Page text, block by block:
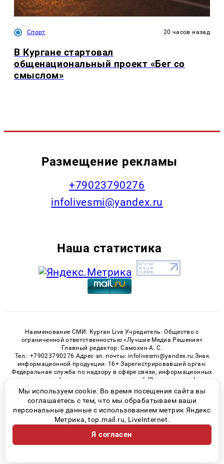
Спорт 20 часов назад
В Кургане стартовал
общенациональный проект «Бег со
смыслом»
Размещение рекламы
+79023790276
infolivesmi@yandex.ru
Наша статистика
Наименование СМИ: Курган Live Учредитель: Общество с
ограниченной ответственностью «Лучшие Медиа Решения»
Главный редактор: Самохин А. С.
Тел.: +79023790276 Адрес эл. почты: infolivesmi@yandex.ru Знак
информационной продукции: 16+ Зарегистрировавший орган:
Федеральная служба по надзору в сфере связи, информационных
технологий и массовых коммуникаций (Роскомнадзор)
Регистрационный номер СМИ ЭЛ № ФС 77 - 82535 от 21.01.2022
© 2026 «Kurgan-Live» | Все права защищены
Возрастная категория сайта 16+
Политика конфиденциальности
Мы используем cookie. Во время посещения сайта вы
соглашаетесь с тем, что мы обрабатываем ваши
персональные данные с использованием метрик Яндекс
Метрика, top.mail.ru, LiveInternet.
Я согласен